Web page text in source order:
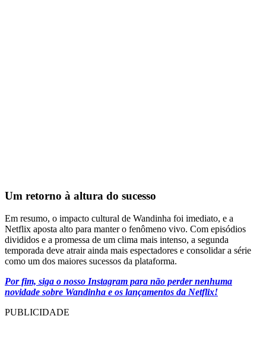
Um retorno à altura do sucesso
Em resumo, o impacto cultural de Wandinha foi imediato, e a
Netflix aposta alto para manter o fenômeno vivo. Com episódios
divididos e a promessa de um clima mais intenso, a segunda
temporada deve atrair ainda mais espectadores e consolidar a série
como um dos maiores sucessos da plataforma.
Por fim, siga o nosso Instagram para não perder nenhuma
novidade sobre Wandinha e os lançamentos da Netflix!
PUBLICIDADE